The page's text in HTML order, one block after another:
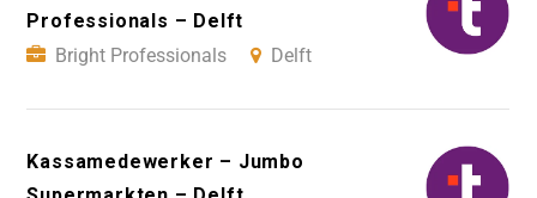
Professionals – Delft
Bright Professionals
Delft
Kassamedewerker – Jumbo